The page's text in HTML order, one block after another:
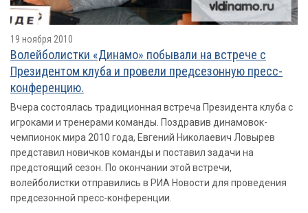
19 ноября 2010
Волейболистки «Динамо» побывали на встрече с
Президентом клуба и провели предсезонную пресс-
конференцию.
Вчера состоялась традиционная встреча Президента клуба с
игроками и тренерами команды. Поздравив динамовок-
чемпионок мира 2010 года, Евгений Николаевич Ловырев
представил новичков команды и поставил задачи на
предстоящий сезон. По окончании этой встречи,
волейболистки отправились в РИА Новости для проведения
предсезонной пресс-конференции.